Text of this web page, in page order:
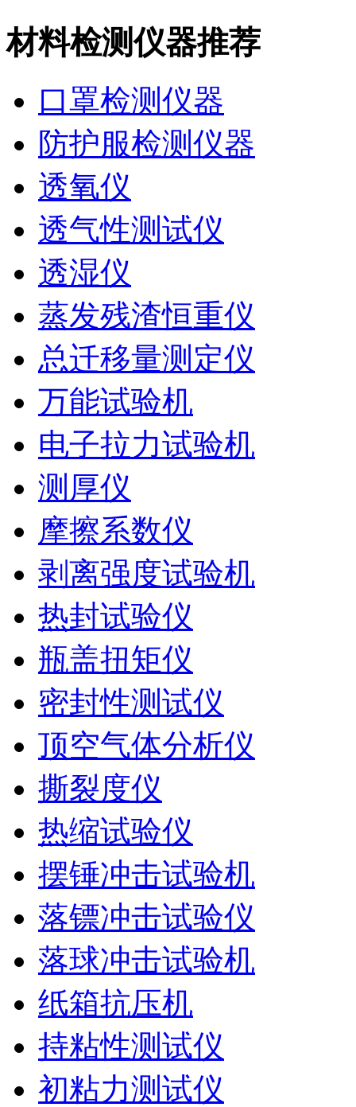
材料检测仪器推荐
口罩检测仪器
防护服检测仪器
透氧仪
透气性测试仪
透湿仪
蒸发残渣恒重仪
总迁移量测定仪
万能试验机
电子拉力试验机
测厚仪
摩擦系数仪
剥离强度试验机
热封试验仪
瓶盖扭矩仪
密封性测试仪
顶空气体分析仪
撕裂度仪
热缩试验仪
摆锤冲击试验机
落镖冲击试验仪
落球冲击试验机
纸箱抗压机
持粘性测试仪
初粘力测试仪